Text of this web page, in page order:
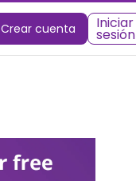
Crear cuenta Iniciar
sesión